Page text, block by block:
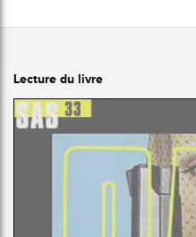
Lecture du livre